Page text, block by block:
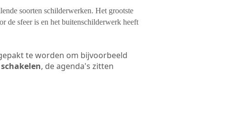
soorten schilderwerken. Het grootste
de sfeer is en het buitenschilderwerk heeft
te worden om bijvoorbeeld
, de agenda's zitten